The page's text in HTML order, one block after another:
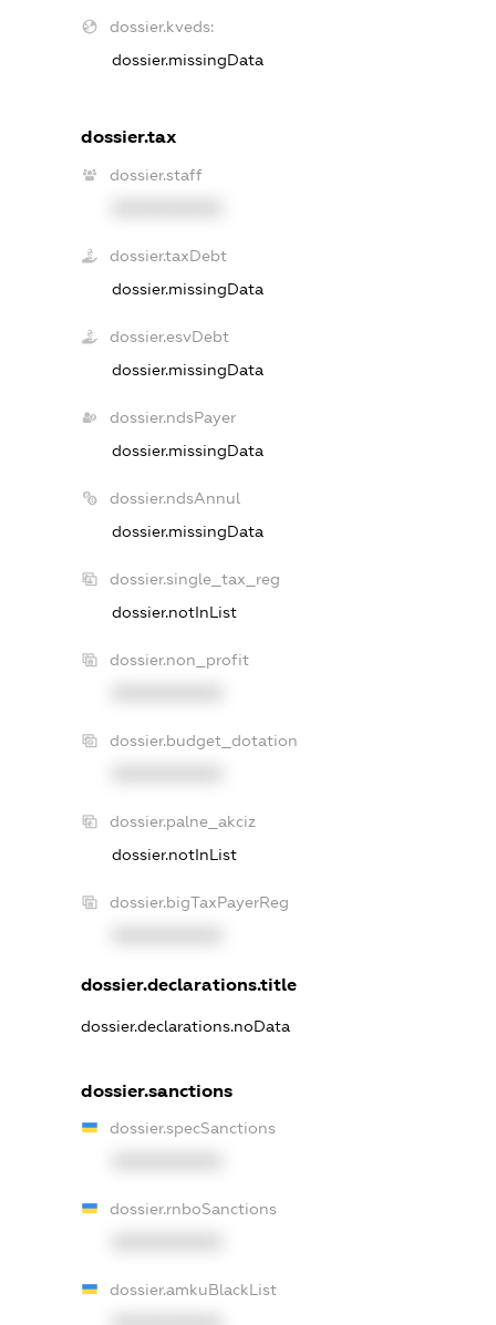
dossier.kveds:
dossier.missingData
dossier.tax
dossier.staff
dossier.taxDebt
dossier.missingData
dossier.esvDebt
dossier.missingData
dossier.ndsPayer
dossier.missingData
dossier.ndsAnnul
dossier.missingData
dossier.single_tax_reg
dossier.notInList
dossier.non_profit
dossier.budget_dotation
dossier.palne_akciz
dossier.notInList
dossier.bigTaxPayerReg
dossier.declarations.title
dossier.declarations.noData
dossier.sanctions
dossier.specSanctions
dossier.rnboSanctions
dossier.amkuBlackList